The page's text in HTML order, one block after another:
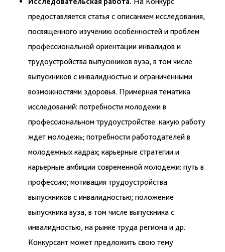
предоставляется статья с описанием исследования,
посвященного изучению особенностей и проблем
профессиональной ориентации инвалидов и
трудоустройства выпускников вуза, в том числе
выпускников с инвалидностью и ограниченными
возможностями здоровья. Примерная тематика
исследований: потребности молодежи в
профессиональном трудоустройстве: какую работу
ждет молодежь; потребности работодателей в
молодежных кадрах; карьерные стратегии и
карьерные амбиции современной молодежи: путь в
профессию; мотивация трудоустройства
выпускников с инвалидностью; положение
выпускника вуза, в том числе выпускника с
инвалидностью, на рынке труда региона и др.
Конкурсант может предложить свою тему